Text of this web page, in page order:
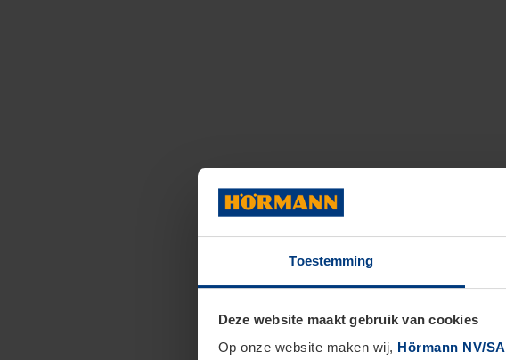
Toestemming
Deze website maakt gebruik van cookies
Op onze website maken wij, Hörmann NV/SA